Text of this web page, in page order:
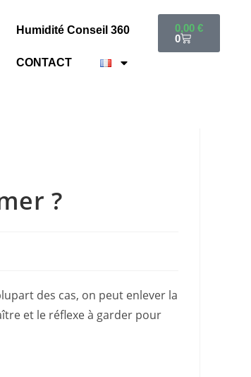
Humidité Conseil 360
CONTACT
0,00 €
0
?
des cas, on peut enlever la
et le réflexe à garder pour